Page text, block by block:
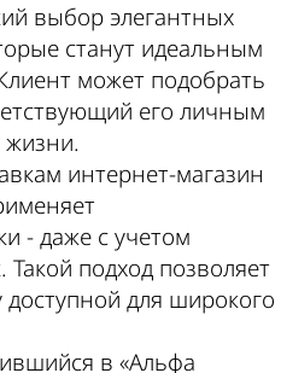
выбор элегантных
станут идеальным
может подобрать
его личным
интернет-магазин
- даже с учетом
Такой подход позволяет
для широкого
в «Альфа